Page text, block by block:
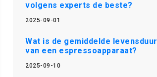
volgens experts de beste?
2025-09-01
Wat is de gemiddelde levensduur
van een espressoapparaat?
2025-09-10